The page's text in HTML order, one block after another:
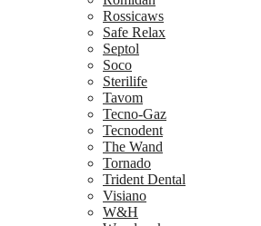
Rossicaws
Safe Relax
Septol
Soco
Sterilife
Tavom
Tecno-Gaz
Tecnodent
The Wand
Tornado
Trident Dental
Visiano
W&H